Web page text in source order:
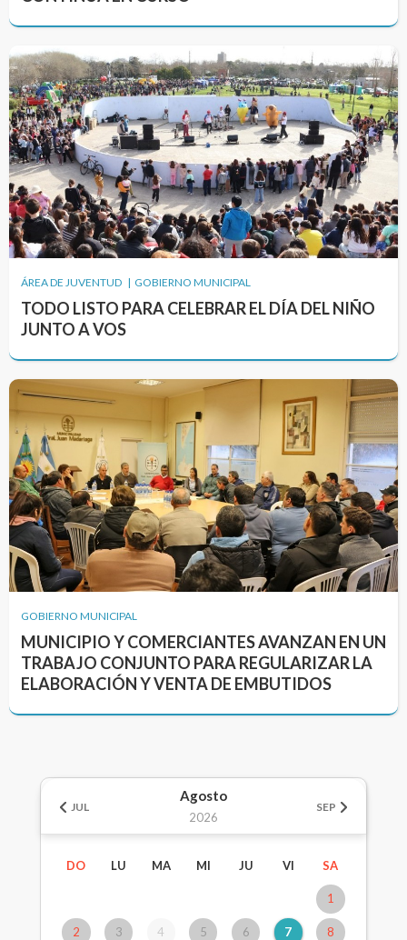
ÁREA DE JUVENTUD | GOBIERNO MUNICIPAL
TODO LISTO PARA CELEBRAR EL DÍA DEL NIÑO
JUNTO A VOS
GOBIERNO MUNICIPAL
MUNICIPIO Y COMERCIANTES AVANZAN EN UN
TRABAJO CONJUNTO PARA REGULARIZAR LA
ELABORACIÓN Y VENTA DE EMBUTIDOS
JUL
Agosto
2026
SEP
DO LU MA MI JU VI SA
1
2 3 4 5 6 7 8